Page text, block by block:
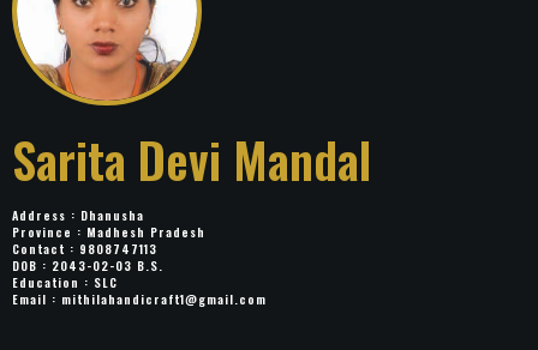
Sarita Devi Mandal
Address : Dhanusha
Province : Madhesh Pradesh
Contact : 9808747113
DOB : 2043-02-03 B.S.
Education : SLC
Email : mithilahandicraft1@gmail.com